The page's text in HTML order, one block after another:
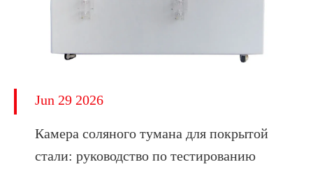
Jun 29 2026
Камера соляного тумана для покрытой
стали: руководство по тестированию